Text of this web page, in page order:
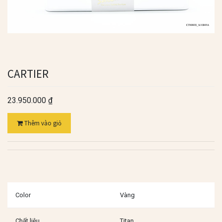
CARTIER
23.950.000 ₫
Thêm vào giỏ
Color Vàng